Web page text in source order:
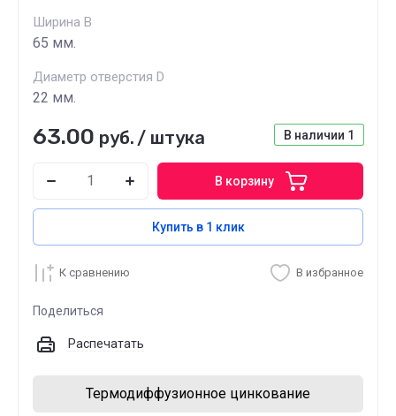
Ширина B
65 мм.
Диаметр отверстия D
22 мм.
В наличии 1
63.00 руб. / штука
В корзину
Купить в 1 клик
К сравнению В избранное
Поделиться
Распечатать
Термодиффузионное цинкование